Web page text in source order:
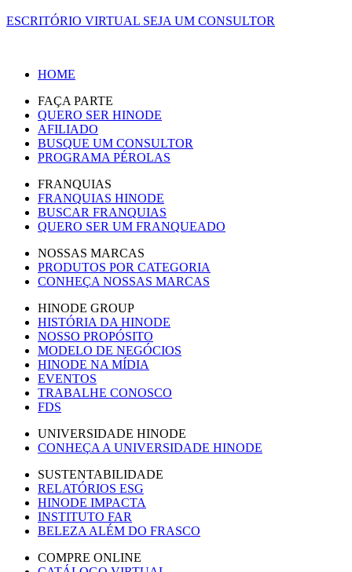
ESCRITÓRIO VIRTUAL SEJA UM CONSULTOR
HOME
FAÇA PARTE
QUERO SER HINODE
AFILIADO
BUSQUE UM CONSULTOR
PROGRAMA PÉROLAS
FRANQUIAS
FRANQUIAS HINODE
BUSCAR FRANQUIAS
QUERO SER UM FRANQUEADO
NOSSAS MARCAS
PRODUTOS POR CATEGORIA
CONHEÇA NOSSAS MARCAS
HINODE GROUP
HISTÓRIA DA HINODE
NOSSO PROPÓSITO
MODELO DE NEGÓCIOS
HINODE NA MÍDIA
EVENTOS
TRABALHE CONOSCO
FDS
UNIVERSIDADE HINODE
CONHEÇA A UNIVERSIDADE HINODE
SUSTENTABILIDADE
RELATÓRIOS ESG
HINODE IMPACTA
INSTITUTO FAR
BELEZA ALÉM DO FRASCO
COMPRE ONLINE